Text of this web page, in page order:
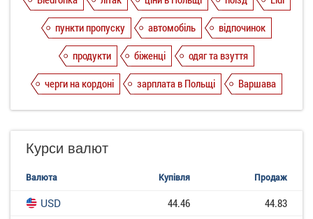
пункти пропуску
автомобіль
відпочинок
продукти
біженці
одяг та взуття
черги на кордоні
зарплата в Польщі Варшава
Курси валют
Валюта Купівля Продаж
USD 44.46
44.83